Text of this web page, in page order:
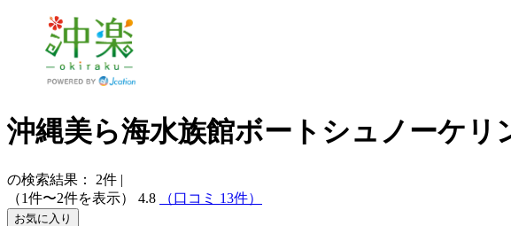
沖縄美ら海水族館ボートシュノーケリ
の検索結果： 2件 |
（1件〜2件を表示）
4.8 （口コミ 13件）
お気に入り